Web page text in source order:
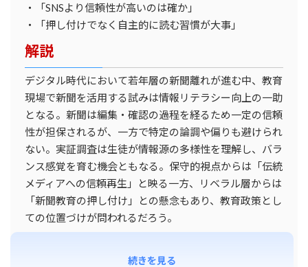
・「SNSより信頼性が高いのは確か」
・「押し付けでなく自主的に読む習慣が大事」
解説
デジタル時代において若年層の新聞離れが進む中、教育
現場で新聞を活用する試みは情報リテラシー向上の一助
となる。新聞は編集・確認の過程を経るため一定の信頼
性が担保されるが、一方で特定の論調や偏りも避けられ
ない。実証調査は生徒が情報源の多様性を理解し、バラ
ンス感覚を育む機会ともなる。保守的視点からは「伝統
メディアへの信頼再生」と映る一方、リベラル層からは
「新聞教育の押し付け」との懸念もあり、教育政策とし
ての位置づけが問われるだろう。
続きを見る